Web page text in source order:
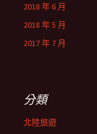
2018 年 6 月
2018 年 5 月
2017 年 7 月
分類
北陸旅遊